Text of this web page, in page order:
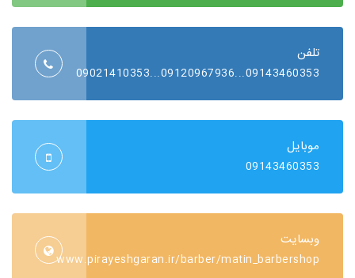
تلفن
09143460353...09120967936...09021410353
موبایل
09143460353
وبسایت
www.pirayeshgaran.ir/barber/matin_barbershop